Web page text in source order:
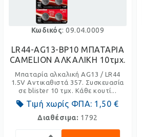
Κωδικός: 09.04.0009
LR44-AG13-BP10 ΜΠΑΤΑΡΙΑ
CAMELION ΑΛΚΑΛΙΚΗ 10τμχ.
Μπαταρία αλκαλική AG13 / LR44
1.5V Αντικαθιστά 357. Συσκευασία
σε blister 10 τμχ. Κάθε κουτί...
Τιμή χωρίς ΦΠΑ: 1,50 €
Διαθέσιμα: 1792